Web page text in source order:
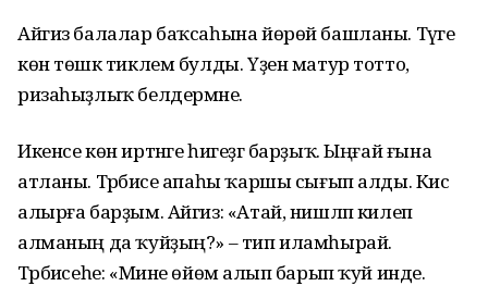
Айгиз балалар баҡсаһына йөрөй башланы. Тәүге
көн төшкә тиклем булды. Үҙен матур тотто,
ризаһыҙлыҡ белдермәне.
Икенсе көн иртәнге һигеҙгә барҙыҡ. Ыңғай ғына
атланы. Тәрбиәсе апаһы ҡаршы сығып алды. Кис
алырға барҙым. Айгиз: «Атай, нишләп килеп
алманың да ҡуйҙың?» – тип иламһырай.
Тәрбиәсеһе: «Мине өйөмә алып барып ҡуй инде.